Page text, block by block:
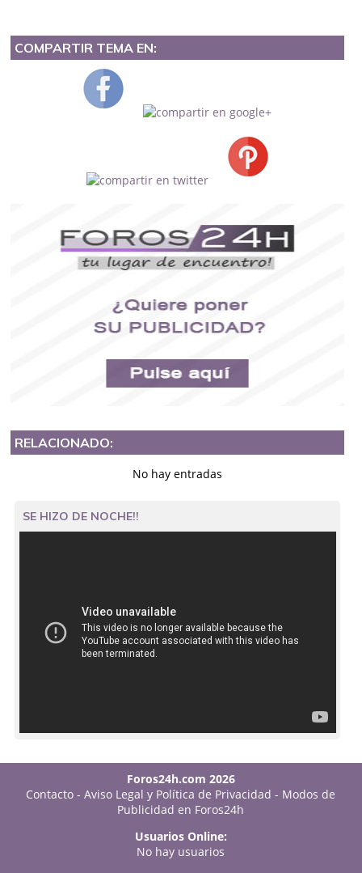
COMPARTIR TEMA EN:
RELACIONADO:
No hay entradas
SE HIZO DE NOCHE!!
Foros24h.com 2026
Contacto -Aviso Legal y Política de Privacidad - Modos de
Publicidad en Foros24h
Usuarios Online:
No hay usuarios